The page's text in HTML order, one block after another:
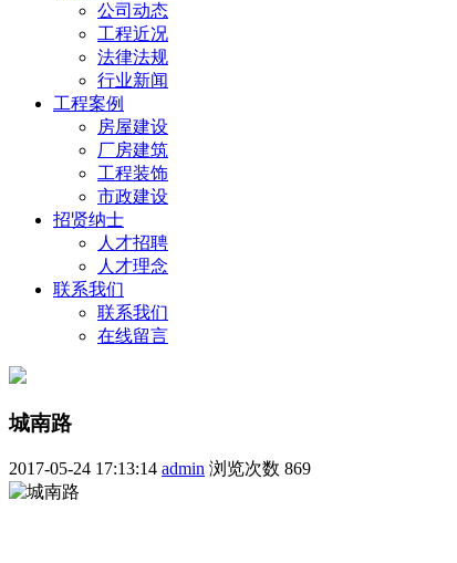
公司动态
工程近况
法律法规
行业新闻
工程案例
房屋建设
厂房建筑
工程装饰
市政建设
招贤纳士
人才招聘
人才理念
联系我们
联系我们
在线留言
城南路
2017-05-24 17:13:14 admin 浏览次数 869